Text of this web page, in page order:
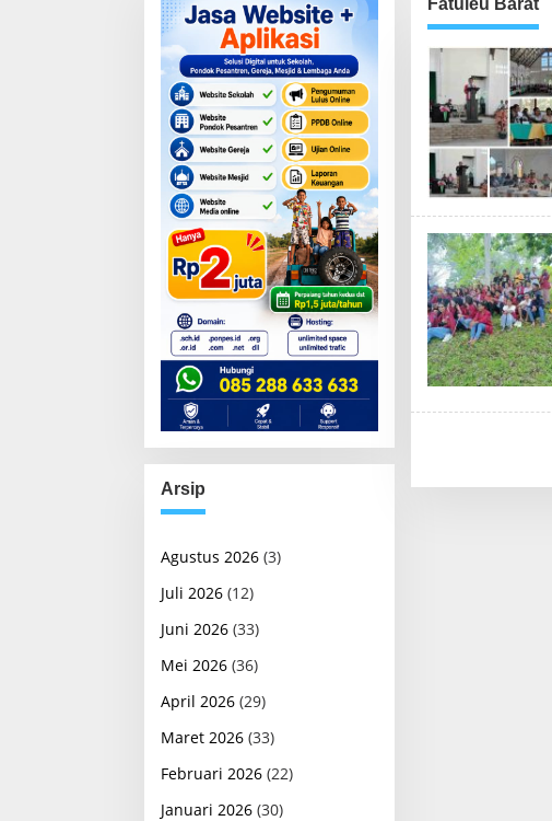
Arsip
Agustus 2026 (3)
Juli 2026 (12)
Juni 2026 (33)
Mei 2026 (36)
April 2026 (29)
Maret 2026 (33)
Februari 2026 (22)
Januari 2026 (30)
Fatuleu Barat